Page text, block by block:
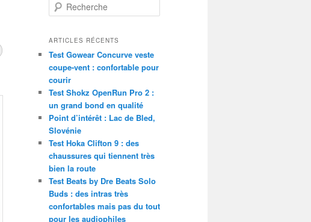
e
h
r
c
h
e
ARTICLES RÉCENTS
Test Gowear Concurve veste
coupe-vent : confortable pour
courir
Test Shokz OpenRun Pro 2 :
un grand bond en qualité
Point d’intérêt : Lac de Bled,
Slovénie
Test Hoka Clifton 9 : des
chaussures qui tiennent très
bien la route
Test Beats by Dre Beats Solo
Buds : des intras très
confortables mais pas du tout
pour les audiophiles